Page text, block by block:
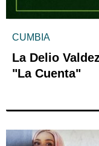
CUMBIA
La Delio
"La Cuenta"